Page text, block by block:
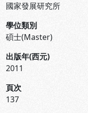
國家發展研究所
學位類別
碩士(Master)
出版年(西元)
2011
頁次
137